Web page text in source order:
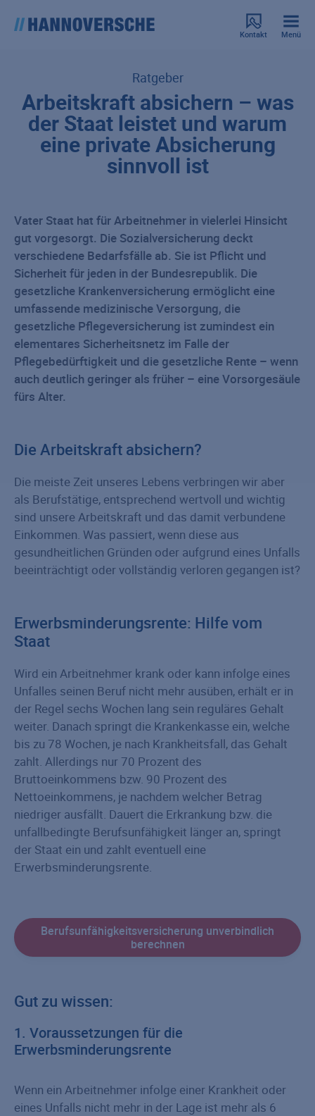
Kontakt Menü
Ratgeber
Arbeitskraft absichern – was
der Staat leistet und warum
eine private Absicherung
sinnvoll ist
Vater Staat hat für Arbeitnehmer in vielerlei Hinsicht
gut vorgesorgt. Die Sozialversicherung deckt
verschiedene Bedarfsfälle ab. Sie ist Pflicht und
Sicherheit für jeden in der Bundesrepublik. Die
gesetzliche Krankenversicherung ermöglicht eine
umfassende medizinische Versorgung, die
gesetzliche Pflegeversicherung ist zumindest ein
elementares Sicherheitsnetz im Falle der
Pflegebedürftigkeit und die gesetzliche Rente – wenn
auch deutlich geringer als früher – eine Vorsorgesäule
fürs Alter.
Die Arbeitskraft absichern?
Die meiste Zeit unseres Lebens verbringen wir aber
als Berufstätige, entsprechend wertvoll und wichtig
sind unsere Arbeitskraft und das damit verbundene
Einkommen. Was passiert, wenn diese aus
gesundheitlichen Gründen oder aufgrund eines Unfalls
beeinträchtigt oder vollständig verloren gegangen ist?
Erwerbsminderungsrente: Hilfe vom
Staat
Wird ein Arbeitnehmer krank oder kann infolge eines
Unfalles seinen Beruf nicht mehr ausüben, erhält er in
der Regel sechs Wochen lang sein reguläres Gehalt
weiter. Danach springt die Krankenkasse ein, welche
bis zu 78 Wochen, je nach Krankheitsfall, das Gehalt
zahlt. Allerdings nur 70 Prozent des
Bruttoeinkommens bzw. 90 Prozent des
Nettoeinkommens, je nachdem welcher Betrag
niedriger ausfällt. Dauert die Erkrankung bzw. die
unfallbedingte Berufsunfähigkeit länger an, springt
der Staat ein und zahlt eventuell eine
Erwerbsminderungsrente.
Berufsunfähigkeitsversicherung unverbindlich
berechnen
Gut zu wissen:
1. Voraussetzungen für die
Erwerbsminderungsrente
Wenn ein Arbeitnehmer infolge einer Krankheit oder
eines Unfalls nicht mehr in der Lage ist mehr als 6